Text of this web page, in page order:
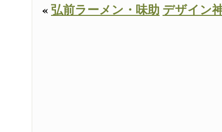
«弘前ラーメン・味助 デザイン